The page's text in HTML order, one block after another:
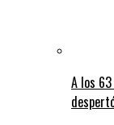
A los